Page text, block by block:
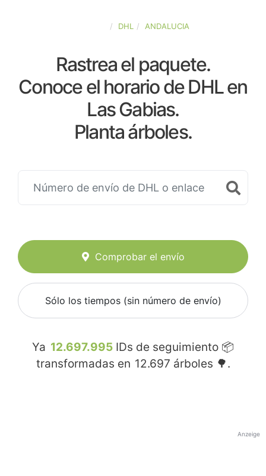
DHL ANDALUCIA
Rastrea el paquete.
Conoce el horario de DHL en
Las Gabias.
Planta árboles.
Comprobar el envío
Sólo los tiempos (sin número de envío)
Ya 12.697.995 IDs de seguimiento 📦
transformadas en 12.697 árboles 🌳.
Anzeige